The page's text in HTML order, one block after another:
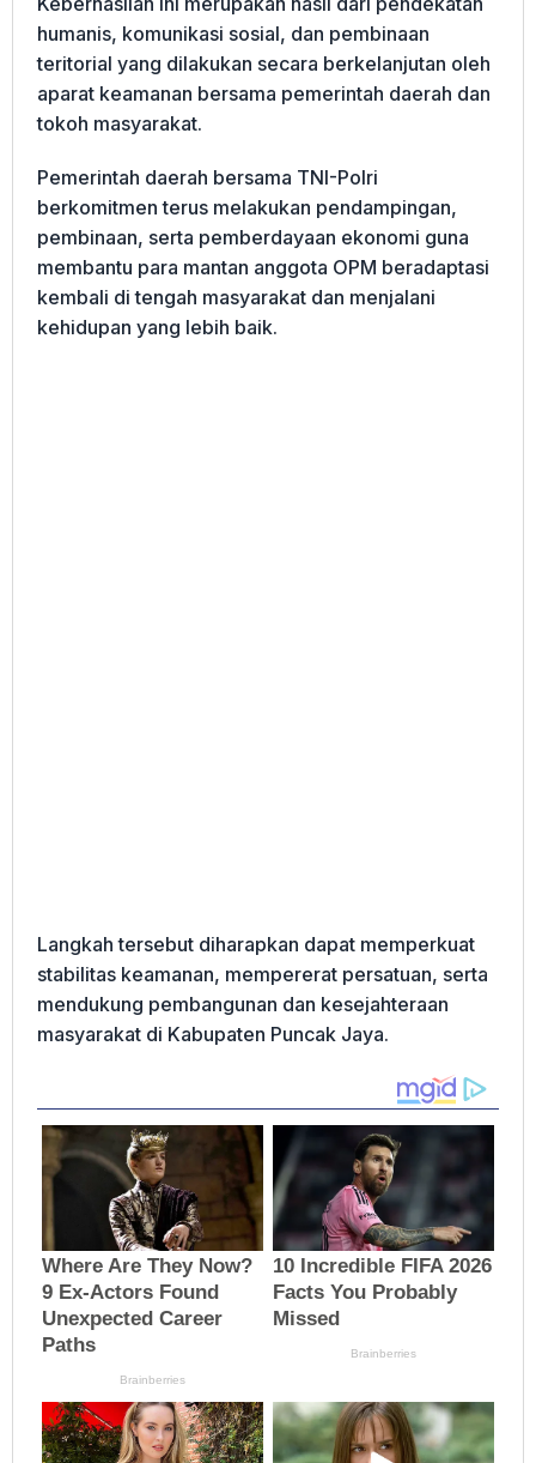
humanis, komunikasi sosial, dan pembinaan
teritorial yang dilakukan secara berkelanjutan oleh
aparat keamanan bersama pemerintah daerah dan
tokoh masyarakat.
Pemerintah daerah bersama TNI-Polri
berkomitmen terus melakukan pendampingan,
pembinaan, serta pemberdayaan ekonomi guna
membantu para mantan anggota OPM beradaptasi
kembali di tengah masyarakat dan menjalani
kehidupan yang lebih baik.
Langkah tersebut diharapkan dapat memperkuat
stabilitas keamanan, mempererat persatuan, serta
mendukung pembangunan dan kesejahteraan
masyarakat di Kabupaten Puncak Jaya.